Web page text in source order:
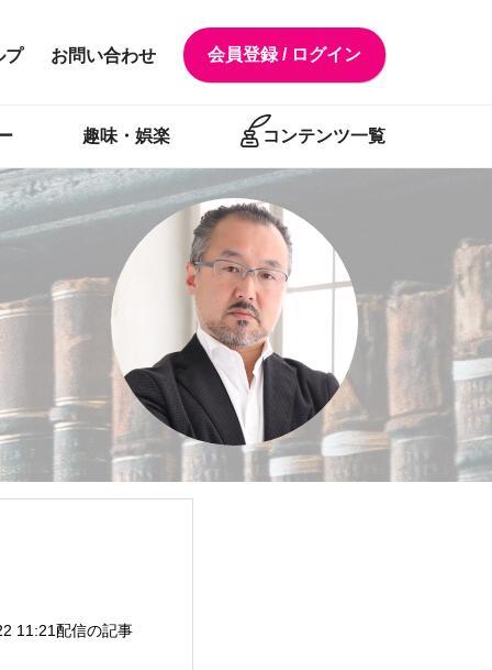
会員登録 / ログイン
お問い合わせ
プ
趣味・娯楽 コンテンツ一覧
11:21配信の記事